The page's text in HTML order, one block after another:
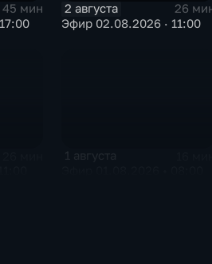
45 мин
2 августа
26
Эфир 02.08.2026 · 11:00
1 августа